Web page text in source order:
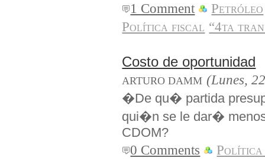
1 Comment
Petróleo
Política fiscal “4ta
Costo de oportunidad
ARTURO DAMM (Lunes,
�De qu� partida
qui�n se le dar�
CDOM?
0 Comments